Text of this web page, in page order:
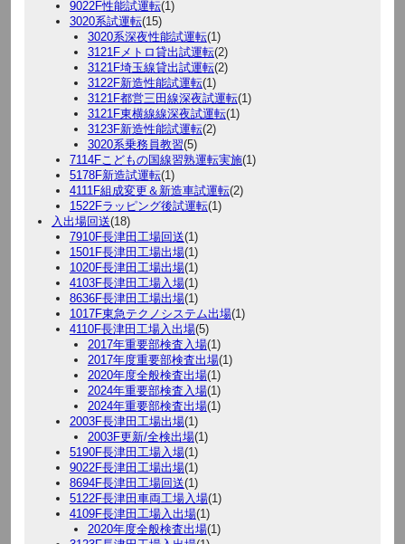
9022F性能試運転(1)
3020系試運転(15)
3020系深夜性能試運転(1)
3121Fメトロ貸出試運転(2)
3121F埼玉線貸出試運転(2)
3122F新造性能試運転(1)
3121F都営三田線深夜試運転(1)
3121F東横線線深夜試運転(1)
3123F新造性能試運転(2)
3020系乗務員教習(5)
7114Fこどもの国線習熟運転実施(1)
5178F新造試運転(1)
4111F組成変更＆新造車試運転(2)
1522Fラッピング後試運転(1)
入出場回送(18)
7910F長津田工場回送(1)
1501F長津田工場出場(1)
1020F長津田工場出場(1)
4103F長津田工場入場(1)
8636F長津田工場出場(1)
1017F東急テクノシステム出場(1)
4110F長津田工場入出場(5)
2017年重要部検査入場(1)
2017年度重要部検査出場(1)
2020年度全般検査出場(1)
2024年重要部検査入場(1)
2024年重要部検査出場(1)
2003F長津田工場出場(1)
2003F更新/全検出場(1)
5190F長津田工場入場(1)
9022F長津田工場出場(1)
8694F長津田工場回送(1)
5122F長津田車両工場入場(1)
4109F長津田工場入出場(1)
2020年度全般検査出場(1)